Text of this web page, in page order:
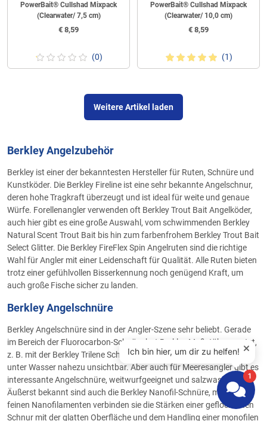
PowerBait® Cullshad Mixpack
(Clearwater/ 7,5 cm)
€ 8,59
(0)
PowerBait® Cullshad Mixpack
(Clearwater/ 10,0 cm)
€ 8,59
(1)
Weitere Artikel laden
Berkley Angelzubehör
Berkley ist einer der bekanntesten Hersteller für Ruten, Schnüre und
Kunstköder. Die Berkley Fireline ist eine sehr bekannte Angelschnur,
deren hohe Tragkraft überzeugt und ist ideal für weite und genaue
Würfe. Forellenangler verwenden oft Berkley Trout Bait Angelköder,
auch hier gibt es eine große Auswahl, vom schwimmenden Berkley
Natural Scent Trout Bait bis hin zum farbenfrohem Berkley Trout Bait
Select Glitter. Die Berkley FireFlex Spin Angelruten sind die richtige
Wahl für Angler mit einer Leidenschaft für Qualität. Alle Ruten bieten
trotz einer gefühlvollen Bisserkennung noch genügend Kraft, um
auch große Fische sicher zu landen.
Berkley Angelschnüre
Berkley Angelschnüre sind in der Angler-Szene sehr beliebt. Gerade
im Bereich der Fluorocarbon-Schnüre hat Berkley Maßstäbe gesetzt,
z. B. mit der Berkley Trilene Schnur: Monofil, geringe Dehnung und
unter Wasser nahezu unsichtbar. Aber auch für Meeresangler gibt es
interessante Angelschnüre, weitwurfgeeignet und salzwasserfest.
Äußerst bekannt sind auch die Berkley Nanofil-Schnüre, mit ihren
feinen Nanofilamenten verbinden sie die Stärken einer geflochtenen
Schnur mit der glatten Oberfläche und dem Handling einer monofilen